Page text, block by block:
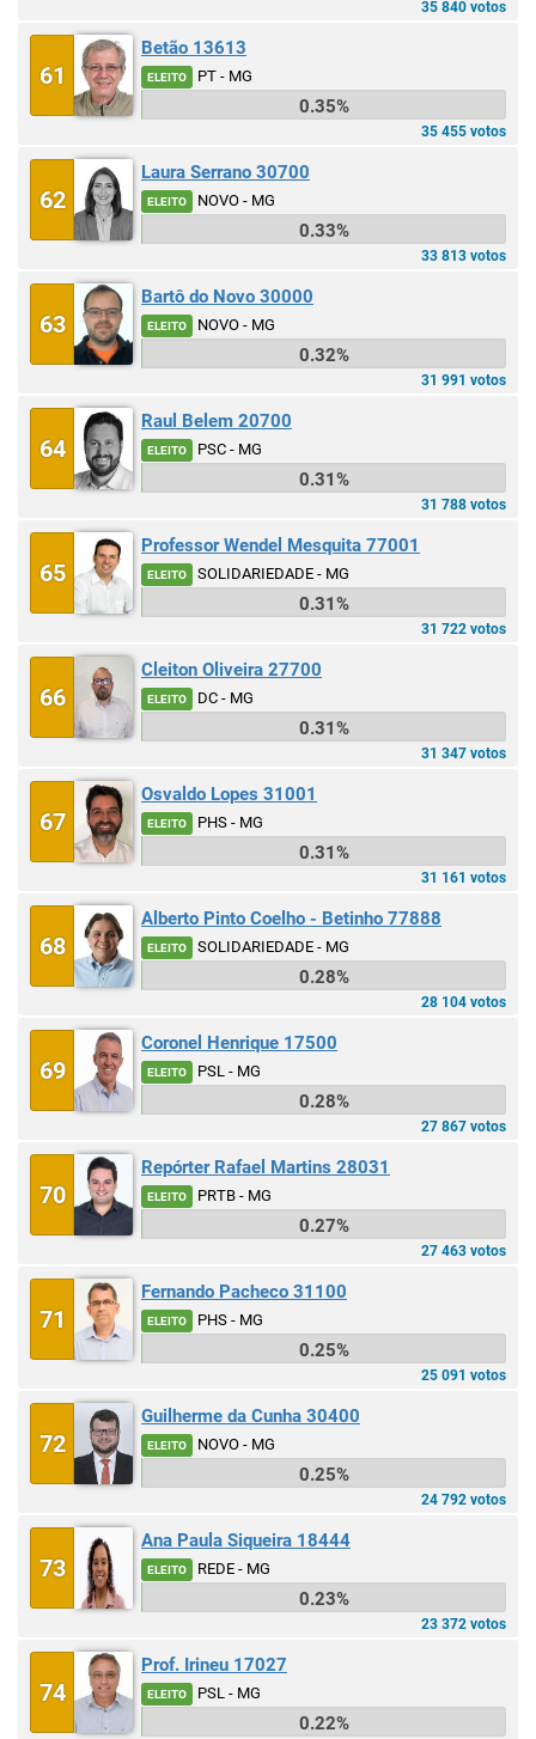
35 840 votos
61
Betão 13613
ELEITO PT - MG
0.35%
35 455 votos
62
Laura Serrano 30700
ELEITO NOVO - MG
0.33%
33 813 votos
63
Bartô do Novo 30000
ELEITO NOVO - MG
0.32%
31 991 votos
64
Raul Belem 20700
ELEITO PSC - MG
0.31%
31 788 votos
65
Professor Wendel Mesquita 77001
ELEITO SOLIDARIEDADE - MG
0.31%
31 722 votos
66
Cleiton Oliveira 27700
ELEITO DC - MG
0.31%
31 347 votos
67
Osvaldo Lopes 31001
ELEITO PHS - MG
0.31%
31 161 votos
68
Alberto Pinto Coelho - Betinho 77888
ELEITO SOLIDARIEDADE - MG
0.28%
28 104 votos
69
Coronel Henrique 17500
ELEITO PSL - MG
0.28%
27 867 votos
70
Repórter Rafael Martins 28031
ELEITO PRTB - MG
0.27%
27 463 votos
71
Fernando Pacheco 31100
ELEITO PHS - MG
0.25%
25 091 votos
72
Guilherme da Cunha 30400
ELEITO NOVO - MG
0.25%
24 792 votos
73
Ana Paula Siqueira 18444
ELEITO REDE - MG
0.23%
23 372 votos
74
Prof. Irineu 17027
ELEITO PSL - MG
0.22%